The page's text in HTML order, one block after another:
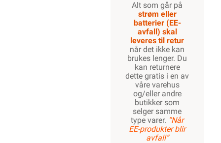
Alt som går på
strøm eller
batterier (EE-
avfall) skal
leveres til retur
når det ikke kan
brukes lenger. Du
kan returnere
dette gratis i en av
våre varehus
og/eller andre
butikker som
selger samme
type varer. “Når
EE-produkter blir
avfall”